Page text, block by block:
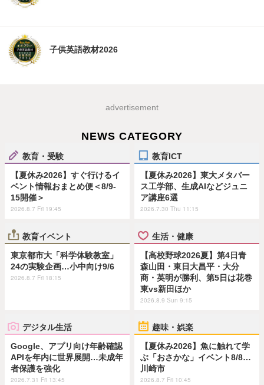
子供英語教材2026
advertisement
NEWS CATEGORY
教育・受験
【夏休み2026】すぐ行けるイ
ベント情報おまとめ便＜8/9-
15開催＞
2026.8.7 Fri 19:45
教育ICT
【夏休み2026】東大メタバー
ス工学部、生成AIなどジュニ
ア講座6選
2026.7.30 Thu 11:15
教育イベント
東京都市大「科学体験教室」
24の実験企画…小中向け9/6
2026.8.7 Fri 18:15
生活・健康
【高校野球2026夏】第4日青
森山田・東日大昌平・大分
商・英明が勝利、第5日は花巻
東vs新田ほか
2026.8.9 Sun 9:15
デジタル生活
Google、アプリ向け年齢確認
APIを年内に世界展開…未成年
者保護を強化
2026.7.31 Fri 13:45
趣味・娯楽
【夏休み2026】魚に触れて学
ぶ「おさかな」イベント8/8…
川崎市
2026.8.7 Fri 10:45